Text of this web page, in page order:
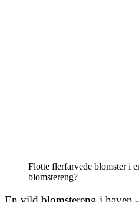
Flotte flerfarvede blomster i
blomstereng?